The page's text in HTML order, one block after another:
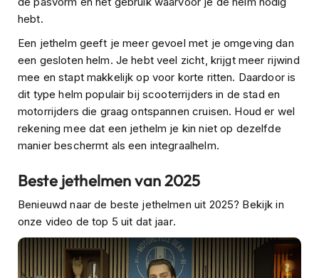
n
e
l
m
n
m
e
t
z
n
e
v
i
hebt.
Een jethelm geeft je meer gevoel met je omgeving dan
een gesloten helm. Je hebt veel zicht, krijgt meer rijwind
mee en stapt makkelijk op voor korte ritten. Daardoor is
dit type helm populair bij scooterrijders in de stad en
motorrijders die graag ontspannen cruisen. Houd er wel
rekening mee dat een jethelm je kin niet op dezelfde
manier beschermt als een integraalhelm.
Beste jethelmen van 2025
Benieuwd naar de beste jethelmen uit 2025? Bekijk in
onze video de top 5 uit dat jaar.